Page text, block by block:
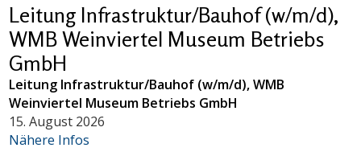
Leitung Infrastruktur/Bauhof (w/m/d),
WMB Weinviertel Museum Betriebs
GmbH
Leitung Infrastruktur/Bauhof (w/m/d), WMB
Weinviertel Museum Betriebs GmbH
15. August 2026
Nähere Infos